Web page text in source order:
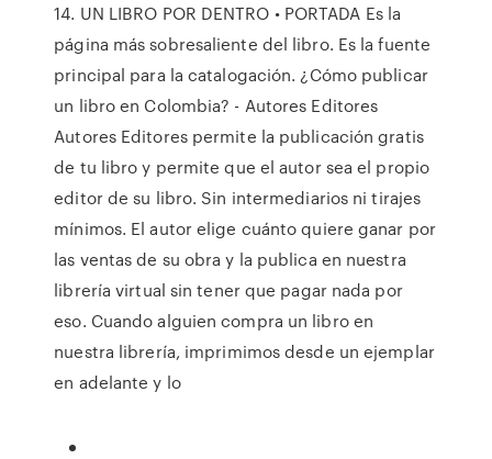
14. UN LIBRO POR DENTRO • PORTADA Es la
página más sobresaliente del libro. Es la fuente
principal para la catalogación. ¿Cómo publicar
un libro en Colombia? - Autores Editores
Autores Editores permite la publicación gratis
de tu libro y permite que el autor sea el propio
editor de su libro. Sin intermediarios ni tirajes
mínimos. El autor elige cuánto quiere ganar por
las ventas de su obra y la publica en nuestra
librería virtual sin tener que pagar nada por
eso. Cuando alguien compra un libro en
nuestra librería, imprimimos desde un ejemplar
en adelante y lo